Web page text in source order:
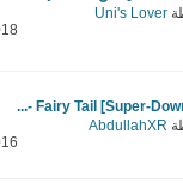
Uni's Lover
AbdullahXR